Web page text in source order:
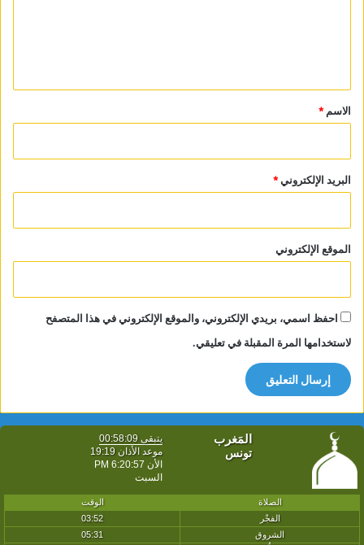
*
الاسم *
البريد الإلكتروني*
الموقع الإلكتروني
احفظ اسمي، بريدي الإلكتروني، والموقع الإلكتروني في هذا المتصفح
لاستخدامها المرة المقبلة في تعليقي.